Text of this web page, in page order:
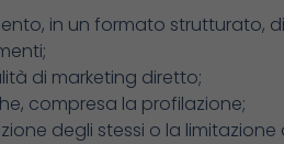
in un formato strutturato,
di marketing diretto;
compresa la profilazione;
degli stessi o la